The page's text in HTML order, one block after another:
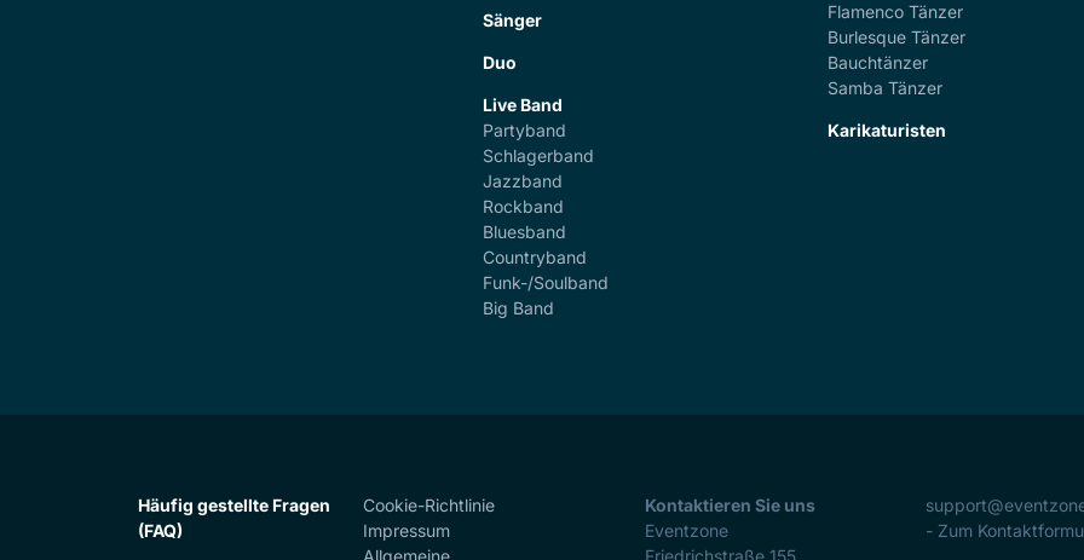
Sänger
Duo
Live Band
Partyband
Schlagerband
Jazzband
Rockband
Bluesband
Countryband
Funk-/Soulband
Big Band
Flamenco Tänzer
Burlesque Tänzer
Bauchtänzer
Samba Tänzer
Karikaturisten
Häufig gestellte Fragen
(FAQ)
Cookie-Richtlinie
Impressum
Kontaktieren Sie uns
Eventzone
- Zum